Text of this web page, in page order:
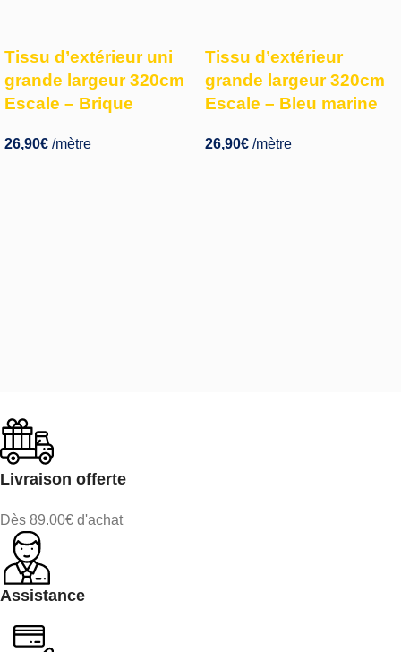
Tissu d’extérieur uni
grande largeur 320cm
Escale – Brique
26,90€ /mètre
Tissu d’extérieur
grande largeur 320cm
Escale – Bleu marine
26,90€ /mètre
Livraison offerte
Dès 89.00€ d'achat
Assistance